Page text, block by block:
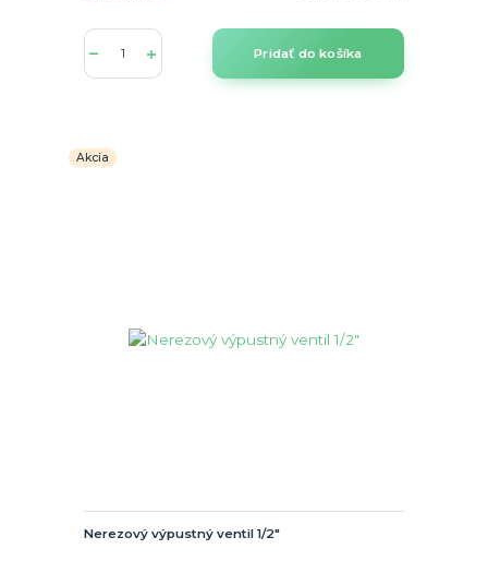
Pridať do košíka
Akcia
Nerezový výpustný ventil 1/2"